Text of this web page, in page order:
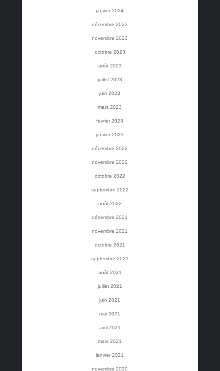
janvier 2024
décembre 2023
novembre 2023
octobre 2023
août 2023
juillet 2023
juin 2023
mars 2023
février 2023
janvier 2023
décembre 2022
novembre 2022
octobre 2022
septembre 2022
août 2022
décembre 2021
novembre 2021
octobre 2021
septembre 2021
août 2021
juillet 2021
juin 2021
mai 2021
avril 2021
mars 2021
janvier 2021
novembre 2020